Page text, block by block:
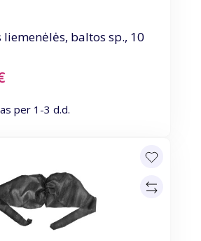
baltos sp., 10
per 1-3 d.d.